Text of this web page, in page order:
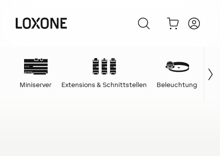
Miniserver Extensions & Schnittstellen Beleuchtung